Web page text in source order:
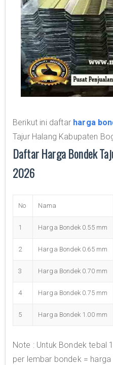
Berikut ini daftar harga
Tajur Halang Kabupaten
Daftar Harga Bondek
2026
No Nama
1 Harga Bondek 0.55 mm
2 Harga Bondek 0.65 mm
3 Harga Bondek 0.70 mm
4 Harga Bondek 0.75 mm
5 Harga Bondek 1.00 mm
Note : Untuk Bondek tebal
per lembar bondek =